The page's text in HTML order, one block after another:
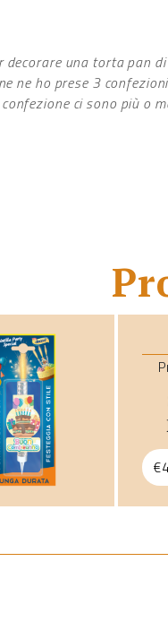
decorare una torta pan
ne ho prese 3
ci sono più o
€